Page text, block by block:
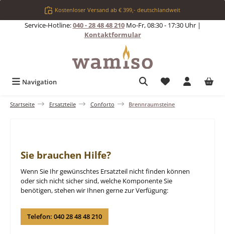
Zum Hauptinhalt springenKostenloser Versand ab € 399,- deutschlandweit
Service-Hotline:040 - 28 48 48 210Mo-Fr, 08:30 - 17:30 Uhr |
Kontaktformular
Navigation Du hast 0
Startseite Ersatzteile Conforto Brennraumsteine
Sie brauchen Hilfe?
Wenn Sie Ihr gewünschtes Ersatzteil nicht finden können
oder sich nicht sicher sind, welche Komponente Sie
benötigen, stehen wir Ihnen gerne zur Verfügung:
Telefon: 040 28 48 48 210